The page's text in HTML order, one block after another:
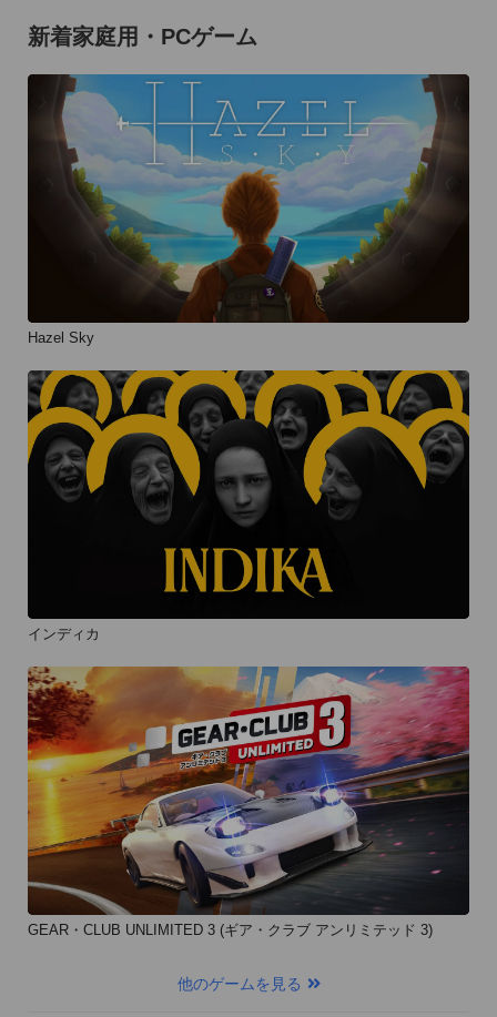
新着家庭用・PCゲーム
Hazel Sky
インディカ
GEAR・CLUB UNLIMITED 3 (ギア・クラブ アンリミテッド 3)
他のゲームを見る